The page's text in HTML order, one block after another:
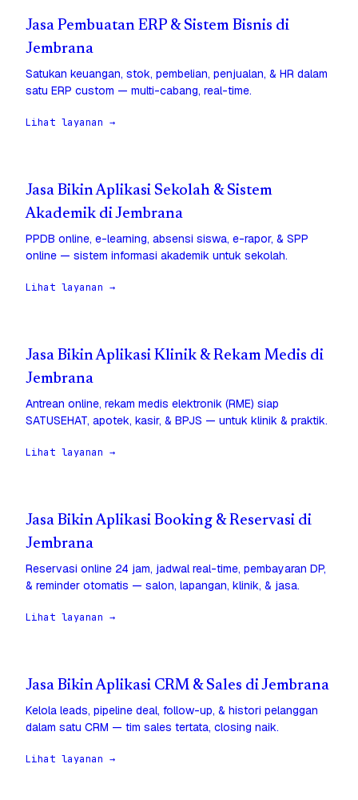
Jasa Pembuatan ERP & Sistem Bisnis di
Jembrana
Satukan keuangan, stok, pembelian, penjualan, & HR dalam
satu ERP custom — multi-cabang, real-time.
Lihat layanan →
Jasa Bikin Aplikasi Sekolah & Sistem
Akademik di Jembrana
PPDB online, e-learning, absensi siswa, e-rapor, & SPP
online — sistem informasi akademik untuk sekolah.
Lihat layanan →
Jasa Bikin Aplikasi Klinik & Rekam Medis di
Jembrana
Antrean online, rekam medis elektronik (RME) siap
SATUSEHAT, apotek, kasir, & BPJS — untuk klinik & praktik.
Lihat layanan →
Jasa Bikin Aplikasi Booking & Reservasi di
Jembrana
Reservasi online 24 jam, jadwal real-time, pembayaran DP,
& reminder otomatis — salon, lapangan, klinik, & jasa.
Lihat layanan →
Jasa Bikin Aplikasi CRM & Sales di Jembrana
Kelola leads, pipeline deal, follow-up, & histori pelanggan
dalam satu CRM — tim sales tertata, closing naik.
Lihat layanan →